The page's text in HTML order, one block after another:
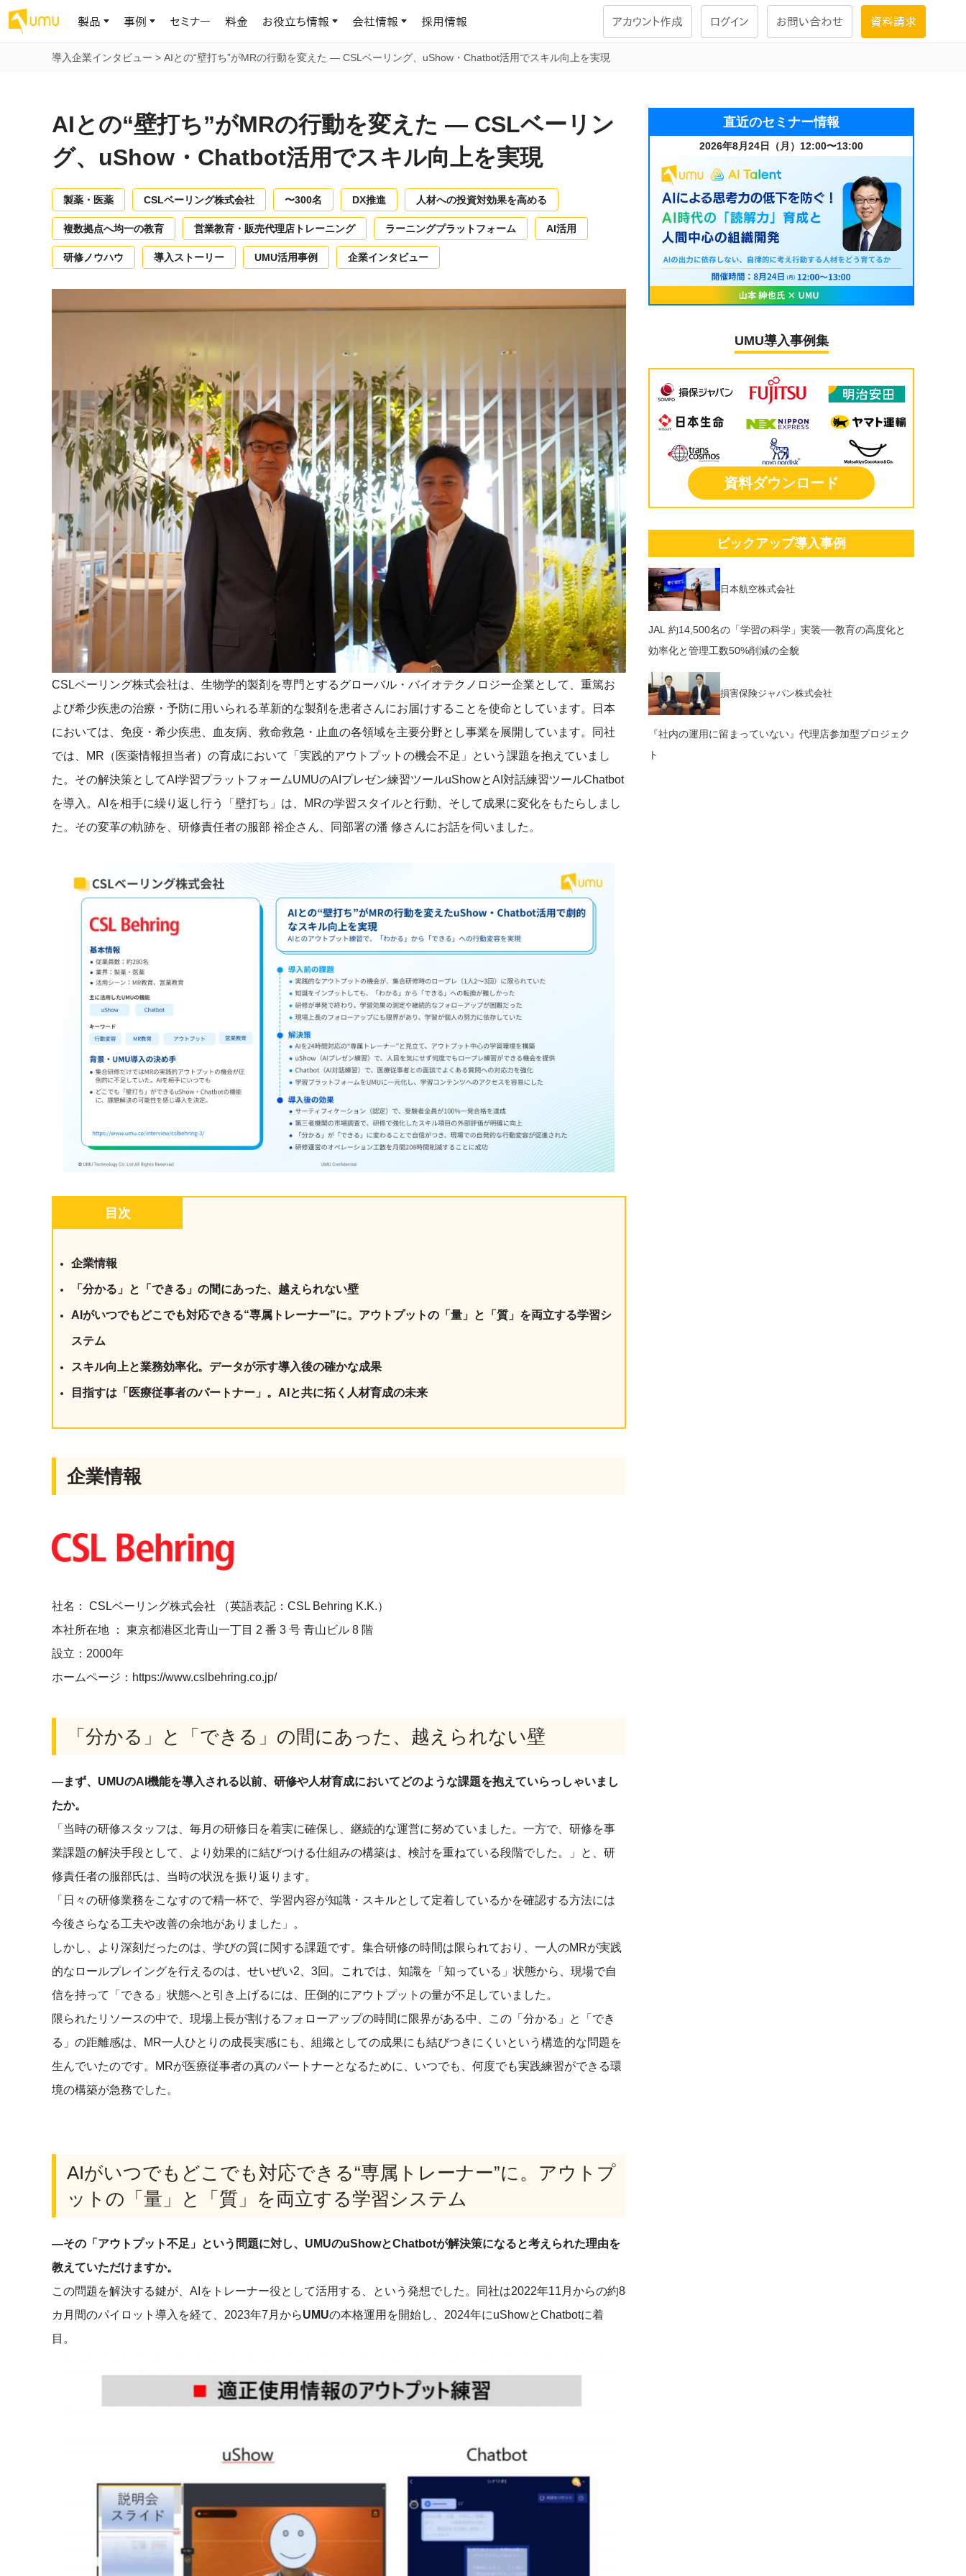
製品
AIリテラシーコース
大規模言語モデル時代のAIリテラ
シー養成オンラインコース
わずか1時間で、初学者から専門家
まで。AIを使いこなすプロンプトリテ
ラシーの習得
AI人材育成：次世代トップセー
営業担当者のAI活用力を高め、成
約率向上を実現
AI人材育成：ビジネスライティ
AI時代の全ビジネスパーソン必須
のコアスキル。 ドラフト作成を自動
化し、業務スピードを加速
AI人材育成：タイムマネジメント
AIでタスクの優先順位を瞬時に判
断。 時間の管理からエネルギーの
AI人材育成：プロジェクトマネ
ジメント
AIでステークホルダー分析を行い、
戦略を立案。組織を巻き込み、成果
を出す推進力を養う
AIでオペレーション業務から解放。
AIロープレ
学習の科学に基づくAIロープレで、
現場スキルを再現可能な組織成果
へ
Chatbot
AIとの対話トレーニングによる、効
果的な会話パターンの習得。マネー
ジャーの指導力から、営業担当者
の交渉力強化までを網羅
製品紹介や営業トレーニングといっ
た、重要なビジネスプレゼンに最適
化されたPPTスピーチ練習
UMU AI課題
AIによる個別フィードバックで練習
の質を飛躍的に高め、スキルアップ
を実現
UMU AIビデオ
AIバーチャル講師の動画をワンクリ
ックで作成。企業研修やマニュアル
作成の手間を削減
uAsk
社内の情報資産を活用し、社員か
らの質問に回答する専属のAIアシ
スタント
スピーチやプレゼンに効果的なジェ
スチャーに特化した実践トレーニン
UMU AI Tools
あらゆる業務シナリオに最適化され
ラーニングプラットフォーム
データセンター
OJTの教育と学習
セキュリティー
学習ツール
大画面インタラクション
学習プログラム
事例
お客様の課題解決のプロセスと成果を、インタビュー記事でご紹介し
お客様の声
導入企業一覧
2.8万社以上が導入した信頼と実績の一覧を、こちらでご覧いただけ
セミナー 料金 お役立ち情報
AI活用や人材育成に役立つ、課題解決のための資料を無料でご提
供します
お知らせ
けします
UMUコースマーケット
プロが作成した質の高い研修コースを購入し、即座に自社で導入で
きます
専門家がAIや組織開発を深掘り解説する、実践に役立つナレッジで
す
よくある質問
サービスのご利用方法や料金など、多く寄せられるご質問にお答えし
ます
会社情報
世界203カ国・国内28,000社以上の導入実績と基本情報
私たちについて
ミッション・ビジョン、社名に込められた想い
代表メッセージ
AI時代に、人間の可能性を拡張する。学びと人的資本の未来
代表・顧問
採用情報 アカウント作成 ログイン お問い合わせ 資料請求
導入企業インタビュー > AIとの“壁打ち”がMRの行動を変えた ― CSLベーリング、uShow・Chatbot活用でスキル向上を実現
AIとの“壁打ち”がMRの行動を変えた ― CSLベーリン
グ、uShow・Chatbot活用でスキル向上を実現
製薬・医薬 CSLベーリング株式会社 〜300名 DX推進 人材への投資対効果を高める
複数拠点へ均一の教育 営業教育・販売代理店トレーニング ラーニングプラットフォーム AI活用
研修ノウハウ 導入ストーリー UMU活用事例 企業インタビュー
CSLベーリング株式会社は、生物学的製剤を専門とするグローバル・バイオテクノロジー企業として、重篤お
よび希少疾患の治療・予防に用いられる革新的な製剤を患者さんにお届けすることを使命としています。日本
においては、免疫・希少疾患、血友病、救命救急・止血の各領域を主要分野とし事業を展開しています。同社
では、MR（医薬情報担当者）の育成において「実践的アウトプットの機会不足」という課題を抱えていまし
た。その解決策としてAI学習プラットフォームUMUのAIプレゼン練習ツールuShowとAI対話練習ツールChatbot
を導入。AIを相手に繰り返し行う「壁打ち」は、MRの学習スタイルと行動、そして成果に変化をもたらしまし
た。その変革の軌跡を、研修責任者の服部 裕企さん、同部署の潘 修さんにお話を伺いました。
目次
企業情報
「分かる」と「できる」の間にあった、越えられない壁
AIがいつでもどこでも対応できる“専属トレーナー”に。アウトプットの「量」と「質」を両立する学習シ
ステム
スキル向上と業務効率化。データが示す導入後の確かな成果
目指すは「医療従事者のパートナー」。AIと共に拓く人材育成の未来
企業情報
社名： CSLベーリング株式会社 （英語表記：CSL Behring K.K.）
本社所在地 ： 東京都港区北青山一丁目 2 番 3 号 青山ビル 8 階
設立：2000年
ホームページ： https://www.cslbehring.co.jp/
「分かる」と「できる」の間にあった、越えられない壁
―まず、UMUのAI機能を導入される以前、研修や人材育成においてどのような課題を抱えていらっしゃいまし
たか。
「当時の研修スタッフは、毎月の研修日を着実に確保し、継続的な運営に努めていました。一方で、研修を事
業課題の解決手段として、より効果的に結びつける仕組みの構築は、検討を重ねている段階でした。」と、研
修責任者の服部氏は、当時の状況を振り返ります。
「日々の研修業務をこなすので精一杯で、学習内容が知識・スキルとして定着しているかを確認する方法には
今後さらなる工夫や改善の余地がありました」。
しかし、より深刻だったのは、学びの質に関する課題です。集合研修の時間は限られており、一人のMRが実践
的なロールプレイングを行えるのは、せいぜい2、3回。これでは、知識を「知っている」状態から、現場で自
信を持って「できる」状態へと引き上げるには、圧倒的にアウトプットの量が不足していました。
限られたリソースの中で、現場上長が割けるフォローアップの時間に限界がある中、この「分かる」と「でき
る」の距離感は、MR一人ひとりの成長実感にも、組織としての成果にも結びつきにくいという構造的な問題を
生んでいたのです。MRが医療従事者の真のパートナーとなるために、いつでも、何度でも実践練習ができる環
境の構築が急務でした。
AIがいつでもどこでも対応できる“専属トレーナー”に。アウトプ
ットの「量」と「質」を両立する学習システム
―その「アウトプット不足」という問題に対し、UMUのuShowとChatbotが解決策になると考えられた理由を
教えていただけますか。
この問題を解決する鍵が、AIをトレーナー役として活用する、という発想でした。同社は2022年11月からの約8
カ月間のパイロット導入を経て、2023年7月からUMUの本格運用を開始し、2024年にuShowとChatbotに着
目。
直近のセミナー情報
2026年8月24日（月）12:00〜13:00
UMU導入事例集
資料ダウンロード
ピックアップ導入事例
日本航空株式会社
JAL 約14,500名の「学習の科学」実装──教育の高度化と
効率化と管理工数50%削減の全貌
損害保険ジャパン株式会社
『社内の運用に留まっていない』代理店参加型プロジェク
ト